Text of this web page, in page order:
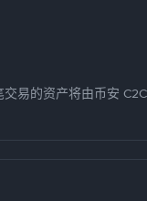
易的资产将由币安 C2C